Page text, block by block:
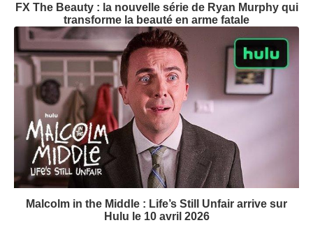
FX The Beauty : la nouvelle série de Ryan Murphy qui
transforme la beauté en arme fatale
Malcolm in the Middle : Life’s Still Unfair arrive sur
Hulu le 10 avril 2026